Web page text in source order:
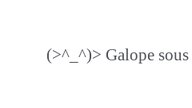
(>^_^)> Galope sous